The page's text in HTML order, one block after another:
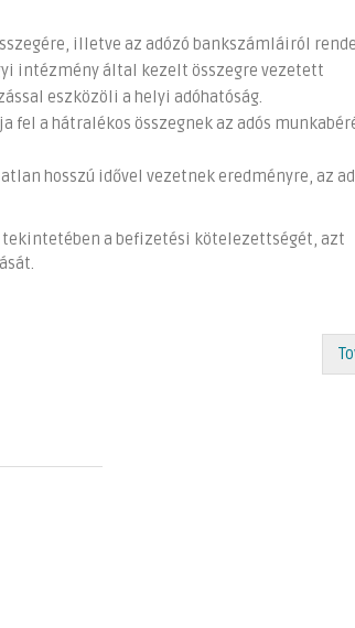
illetve az adózó bankszámláiról
intézmény által kezelt összegre vezetett
eszközöli a helyi adóhatóság.
a hátralékos összegnek az adós
hosszú idővel vezetnek eredményre, az
a befizetési kötelezettségét, azt